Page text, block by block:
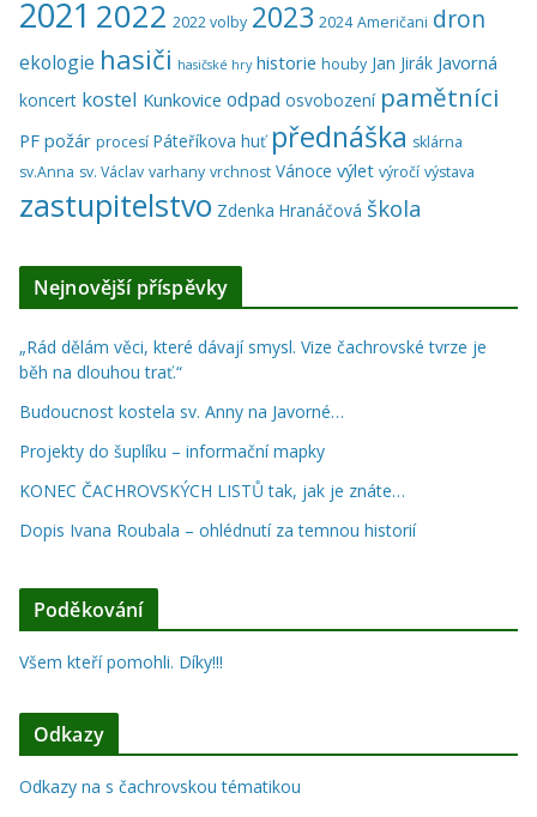
2021 2022 2022 volby 2023 2024 Američani dron
ekologie hasiči hasičské hry historie houby Jan Jirák Javorná
koncert kostel Kunkovice odpad osvobození pamětníci
PF požár procesí Páteříkova huť přednáška sklárna
sv.Anna sv. Václav varhany vrchnost Vánoce výlet výročí výstava
zastupitelstvo Zdenka Hranáčová škola
Nejnovější příspěvky
„Rád dělám věci, které dávají smysl. Vize čachrovské tvrze je
běh na dlouhou trať.“
Budoucnost kostela sv. Anny na Javorné…
Projekty do šuplíku – informační mapky
KONEC ČACHROVSKÝCH LISTŮ tak, jak je znáte…
Dopis Ivana Roubala – ohlédnutí za temnou historií
Poděkování
Všem kteří pomohli. Díky!!!
Odkazy
Odkazy na s čachrovskou tématikou